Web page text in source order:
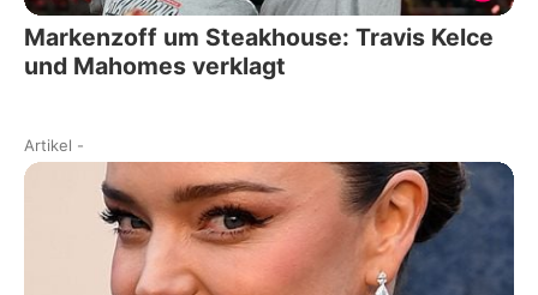
Markenzoff um Steakhouse: Travis Kelce
und Mahomes verklagt
Artikel -